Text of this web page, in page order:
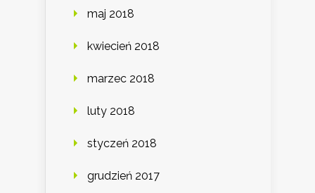
maj 2018
kwiecień 2018
marzec 2018
luty 2018
styczeń 2018
grudzień 2017